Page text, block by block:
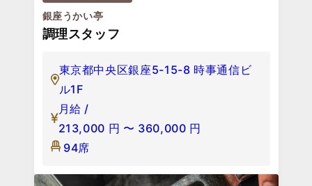
銀座うかい亭
調理スタッフ
東京都中央区銀座5-15-8 時事通信ビ
ル1F
月給 /
213,000 円 〜 360,000 円
94席